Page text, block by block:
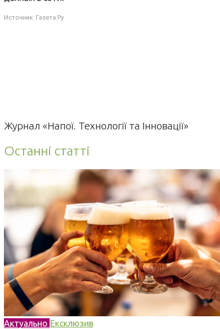
Источник: Газета.Ру
Журнал «Напої. Технології та Інновації»
Останні статті
Актуально Ексклюзив